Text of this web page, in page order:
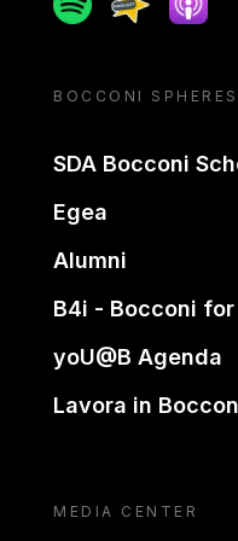
BOCCONI SPHERES
SDA Bocconi
Egea
Alumni
B4i - Bocconi
yoU@B Agenda
Lavora in
MEDIA CENTER